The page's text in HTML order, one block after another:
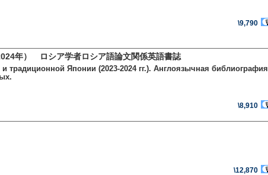
\9,790
年） ロシア学者ロシア語論文関係英語書誌
традиционной Японии (2023-2024 гг.). Англоязычная библиография
\8,910
\12,870